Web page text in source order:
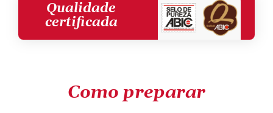
Qualidade
certificada
Como preparar